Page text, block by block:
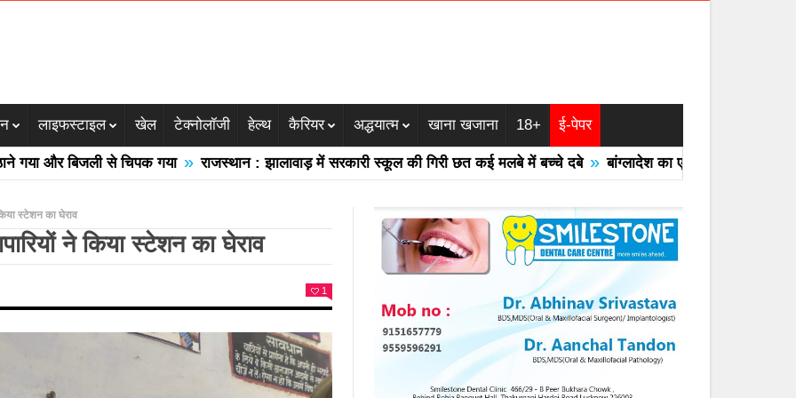
लाइफस्टाइल खेल टेक्नोलॉजी हेल्थ कैरियर अद्धयात्म खाना खजाना 18+ ई-पेपर
से चिपक गया » राजस्थान : झालावाड़ में सरकारी स्कूल की गिरी छत कई मलबे में बच्चे दबे » बांग्लादेश का एयरफोर्स का F -7 ट्रेनर विमान क्रैश
स्टेशन का घेराव
ने किया स्टेशन का घेराव
1